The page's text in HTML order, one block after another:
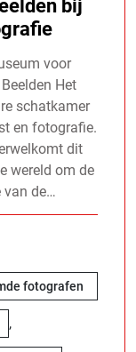
bij
voor
Het
schatkamer
en fotografie.
dit
wereld om de
van de…
fotografen
,